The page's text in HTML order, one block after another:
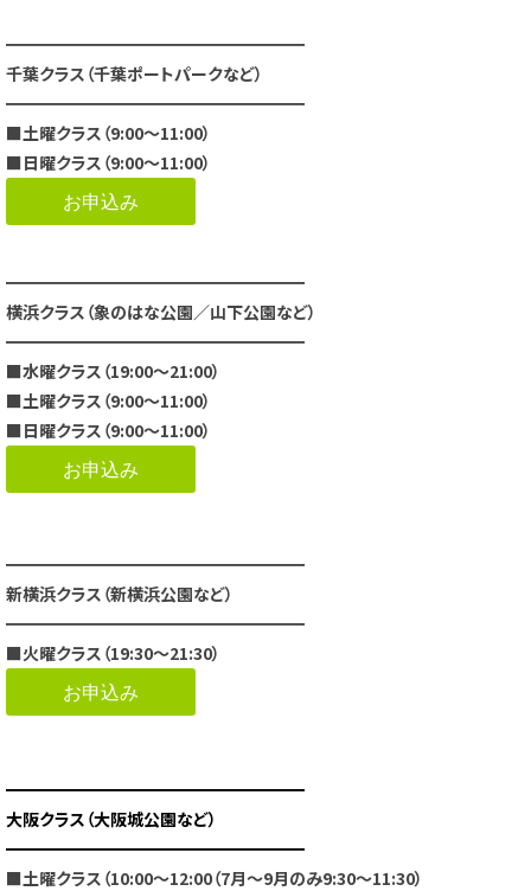
━━━━━━━━━━━━━━━━━━
千葉クラス（千葉ポートパークなど）
━━━━━━━━━━━━━━━━━━
■土曜クラス（9:00～11:00）
■日曜クラス（9:00～11:00）
お申込み
━━━━━━━━━━━━━━━━━━
横浜クラス（象のはな公園／山下公園など）
━━━━━━━━━━━━━━━━━━
■水曜クラス（19:00～21:00）
■土曜クラス（9:00～11:00）
■日曜クラス（9:00～11:00）
お申込み
━━━━━━━━━━━━━━━━━━
新横浜クラス（新横浜公園など）
━━━━━━━━━━━━━━━━━━
■火曜クラス（19:30～21:30）
お申込み
━━━━━━━━━━━━━━━━━━
大阪クラス（大阪城公園など）
━━━━━━━━━━━━━━━━━━
■土曜クラス（10:00～12:00（7月～9月のみ9:30～11:30）